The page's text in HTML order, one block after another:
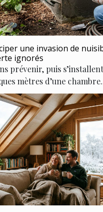
une invasion de
ignorés
prévenir, puis
mètres d’une